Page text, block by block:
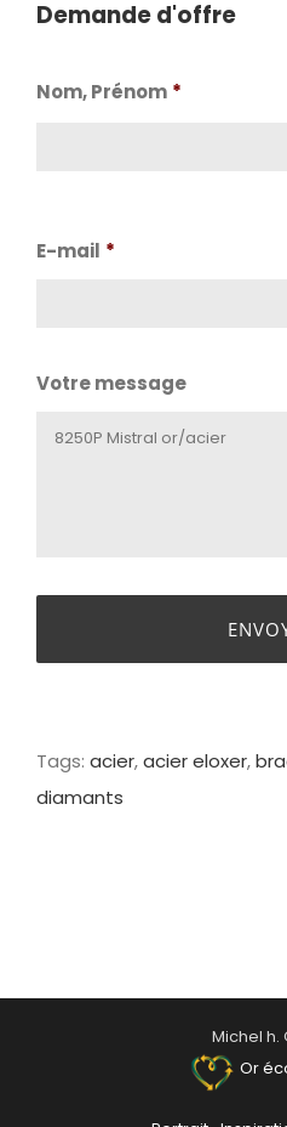
Demande d'offre
Nom, Prénom *
E-mail *
Votre message
Tags: acier,acier eloxer,
diamants
Michel h.
Or